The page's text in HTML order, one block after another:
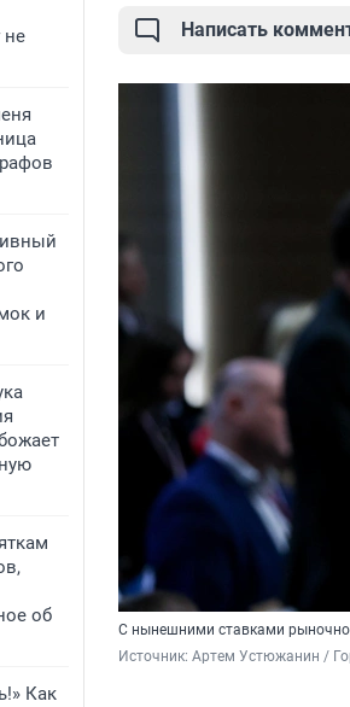
не
и
об
Как
Написать
С нынешними ставками
Источник: Артем Устюжанин /